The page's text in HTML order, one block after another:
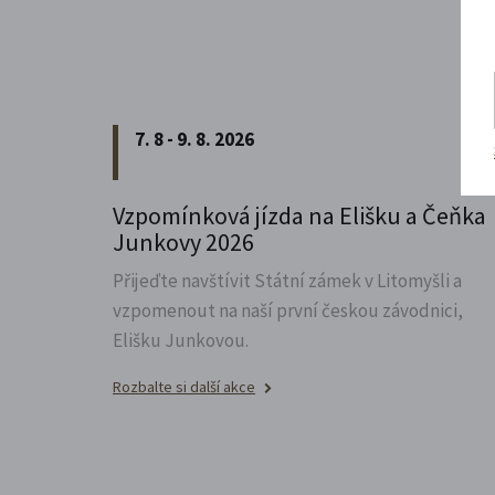
7. 8 - 9. 8. 2026
Vzpomínková jízda na Elišku a Čeňka
Junkovy 2026
Přijeďte navštívit Státní zámek v Litomyšli a
vzpomenout na naší první českou závodnici,
Elišku Junkovou.
Rozbalte si další akce